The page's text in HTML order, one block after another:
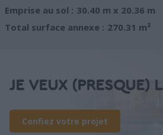
Emprise au sol : 30.40 m x 20.36 m
Total surface annexe : 270.31 m²
JE VEUX (PRESQUE)
Confiez votre projet